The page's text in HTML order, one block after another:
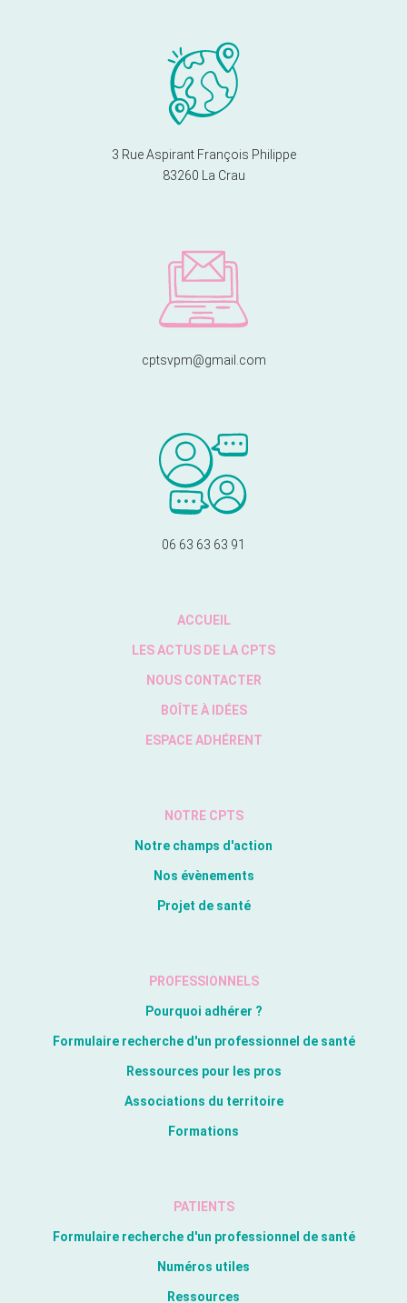
3 Rue Aspirant François Philippe
83260 La Crau
cptsvpm@gmail.com
06 63 63 63 91
ACCUEIL
LES ACTUS DE LA CPTS
NOUS CONTACTER
BOÎTE À IDÉES
ESPACE ADHÉRENT
NOTRE CPTS
Notre champs d'action
Nos évènements
Projet de santé
PROFESSIONNELS
Pourquoi adhérer ?
Formulaire recherche d'un professionnel de santé
Ressources pour les pros
Associations du territoire
Formations
PATIENTS
Formulaire recherche d'un professionnel de santé
Numéros utiles
Ressources